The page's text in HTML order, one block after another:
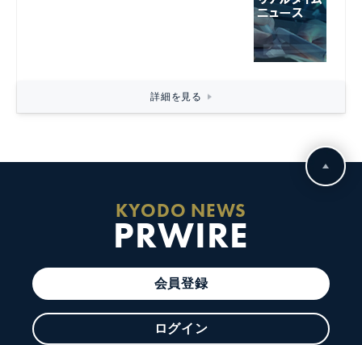
詳細を見る
KYODO NEWS
PRWIRE
会員登録
ログイン